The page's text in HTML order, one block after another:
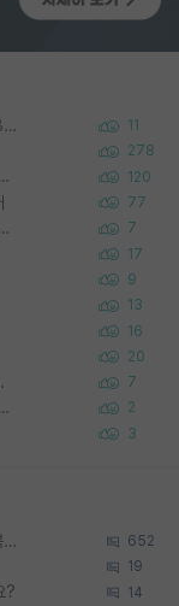
Korea University 수학, 컴퓨터과학 이학사, UC Berkeley 산업공학 대학원 공학박사가 되는 것은 쉽지 않겠죠? 11
278
대학원생들 교수에게 가스라이팅 당한 것은 이해가 갑니다. 안타깝네요. 120
77
왜 후배가 못하는걸 교수님은 내 책임으로 돌리는걸까요? 7
17
9
13
16
20
제력인가요 7
타대학원 컨텍 준비중인데, 지도교수님께는 언제 말씀드려야 할까요? 2
3
[무료] 2026 미국 대학원 유학 스타터팩 - 가이드북 & 합격자 컨택메일 템플릿 652
19
? 14